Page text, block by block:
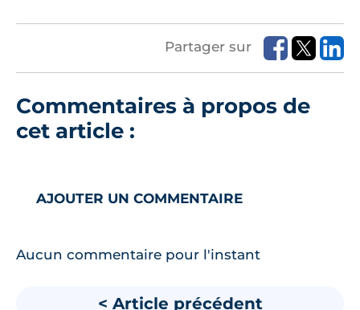
Partager sur
Commentaires à propos de
cet article :
AJOUTER UN COMMENTAIRE
Aucun commentaire pour l'instant
< Article précédent